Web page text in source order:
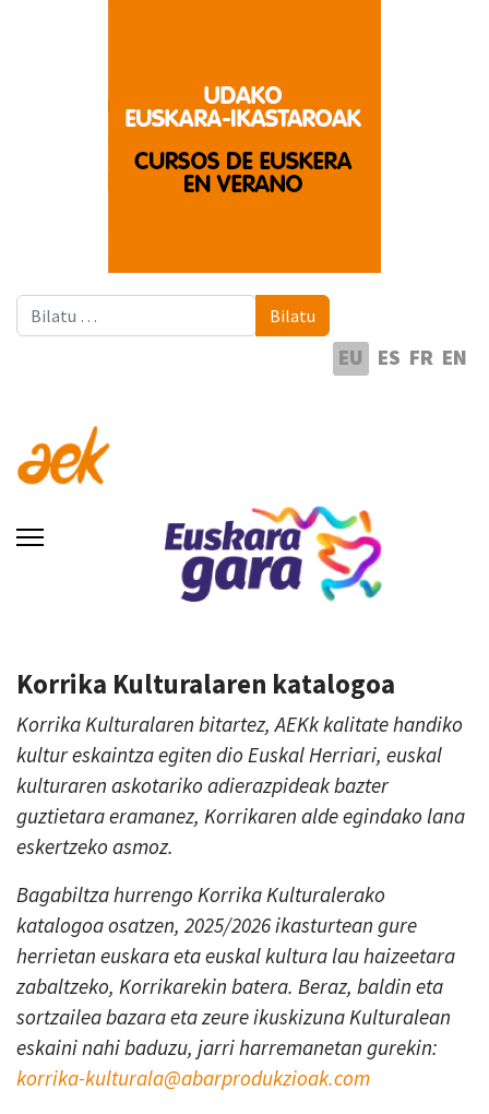
Bilatu Bilatu
EU ES FR EN
Korrika Kulturalaren katalogoa
Korrika Kulturalaren bitartez, AEKk kalitate handiko
kultur eskaintza egiten dio Euskal Herriari, euskal
kulturaren askotariko adierazpideak bazter
guztietara eramanez, Korrikaren alde egindako lana
eskertzeko asmoz.
Bagabiltza hurrengo Korrika Kulturalerako
katalogoa osatzen, 2025/2026 ikasturtean gure
herrietan euskara eta euskal kultura lau haizeetara
zabaltzeko, Korrikarekin batera. Beraz, baldin eta
sortzailea bazara eta zeure ikuskizuna Kulturalean
eskaini nahi baduzu, jarri harremanetan gurekin:
korrika-kulturala@abarprodukzioak.com